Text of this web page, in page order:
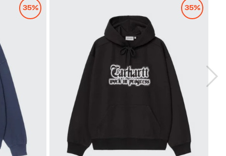
35% 35%